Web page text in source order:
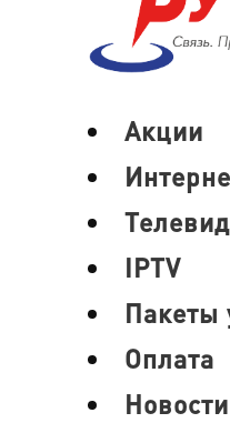
МенюАкции
IPTV
Пакеты
Оплата
Новости